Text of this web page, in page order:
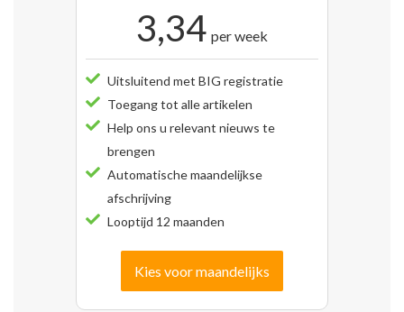
3,34 per week
Uitsluitend met BIG registratie
Toegang tot alle artikelen
Help ons u relevant nieuws te
brengen
Automatische maandelijkse
afschrijving
Looptijd 12 maanden
Kies voor maandelijks